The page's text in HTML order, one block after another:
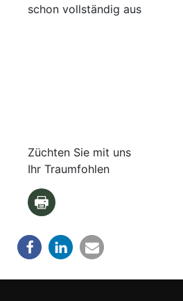
schon vollständig aus
Züchten Sie mit uns
Ihr Traumfohlen